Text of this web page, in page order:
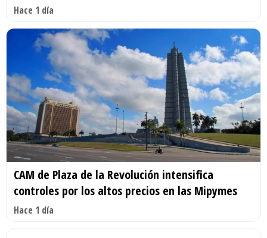
Hace 1 día
CAM de Plaza de la Revolución intensifica
controles por los altos precios en las Mipymes
Hace 1 día